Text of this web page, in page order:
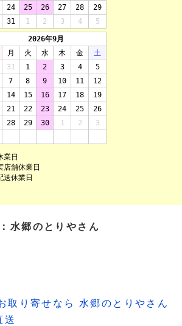
水郷のとりやさん
取り寄せなら 水郷のとりやさん
送